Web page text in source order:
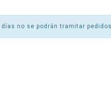
no se podrán tramitar